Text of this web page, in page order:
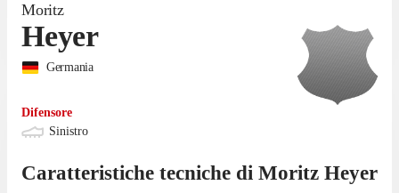
Moritz
Heyer
Germania
Difensore
Sinistro
Caratteristiche tecniche di Moritz Heyer